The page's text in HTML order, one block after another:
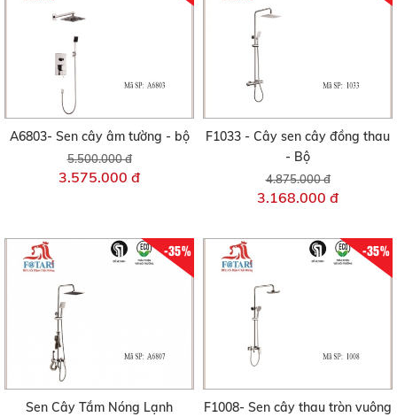
A6803- Sen cây âm tường - bộ
5.500.000 đ
3.575.000 đ
F1033 - Cây sen cây đồng thau
- Bộ
4.875.000 đ
3.168.000 đ
-35%
Sen Cây Tắm Nóng Lạnh
-35%
F1008- Sen cây thau tròn vuông